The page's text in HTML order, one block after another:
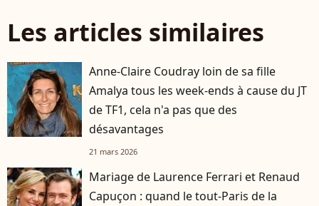
Les articles similaires
Anne-Claire Coudray loin de sa fille
Amalya tous les week-ends à cause du JT
de TF1, cela n'a pas que des
désavantages
21 mars 2026
Mariage de Laurence Ferrari et Renaud
Capuçon : quand le tout-Paris de la